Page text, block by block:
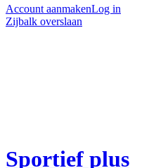
Account aanmakenLog in
Zijbalk overslaan
Sportief plus